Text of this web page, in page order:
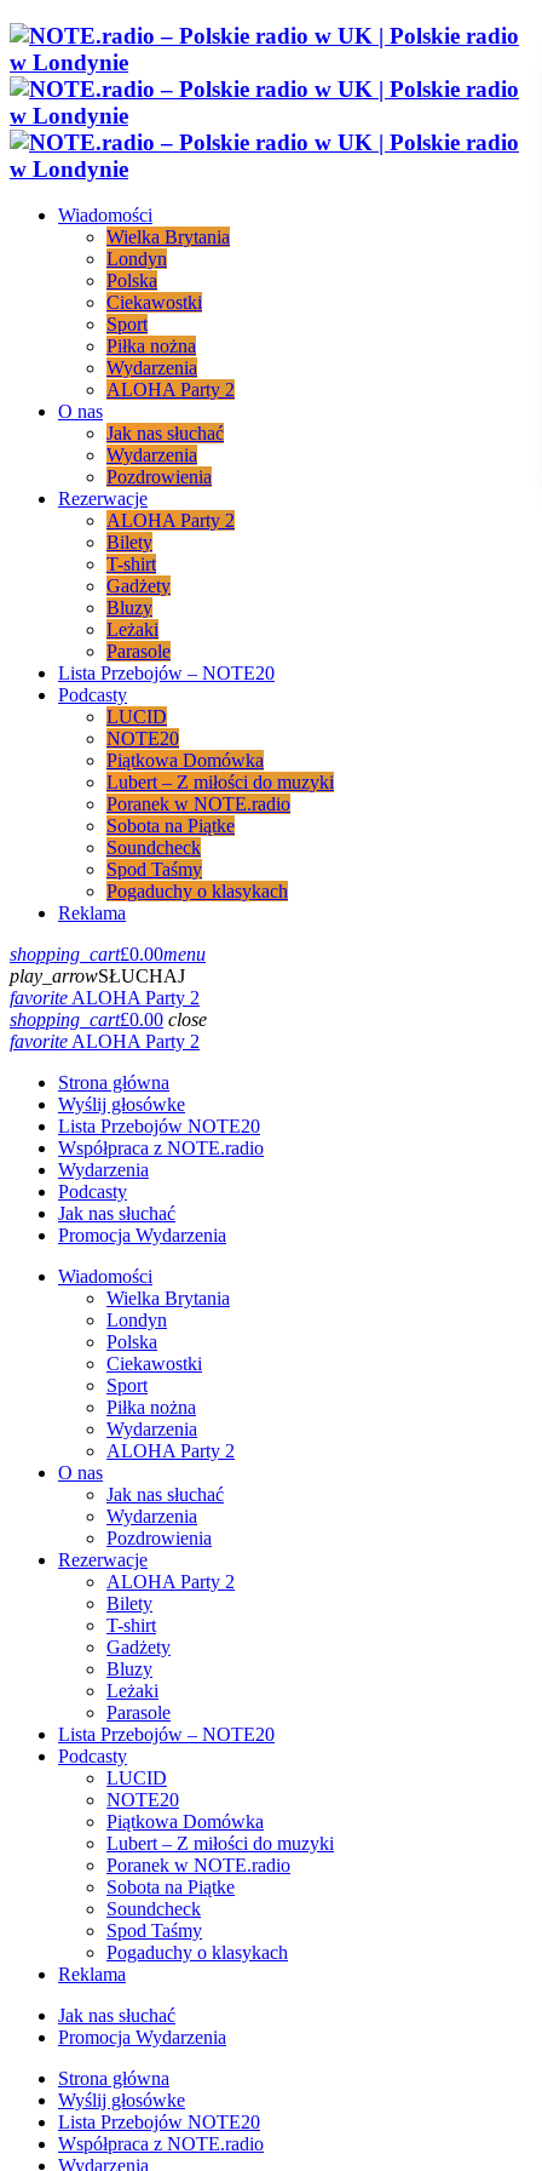
Wiadomości
Wielka Brytania
Londyn
Polska
Ciekawostki
Sport
Piłka nożna
Wydarzenia
ALOHA Party 2
O nas
Jak nas słuchać
Wydarzenia
Pozdrowienia
Rezerwacje
ALOHA Party 2
Bilety
T-shirt
Gadżety
Bluzy
Leżaki
Parasole
Lista Przebojów – NOTE20
Podcasty
LUCID
NOTE20
Piątkowa Domówka
Lubert – Z miłości do muzyki
Poranek w NOTE.radio
Sobota na Piątke
Soundcheck
Spod Taśmy
Pogaduchy o klasykach
Reklama
shopping_cart£0.00menu
play_arrowSŁUCHAJ
favoriteALOHA Party 2
shopping_cart£0.00 close
favoriteALOHA Party 2
Strona główna
Wyślij głosówke
Lista Przebojów NOTE20
Współpraca z NOTE.radio
Wydarzenia
Podcasty
Jak nas słuchać
Promocja Wydarzenia
Wiadomości
Wielka Brytania
Londyn
Polska
Ciekawostki
Sport
Piłka nożna
Wydarzenia
ALOHA Party 2
O nas
Jak nas słuchać
Wydarzenia
Pozdrowienia
Rezerwacje
ALOHA Party 2
Bilety
T-shirt
Gadżety
Bluzy
Leżaki
Parasole
Lista Przebojów – NOTE20
Podcasty
LUCID
NOTE20
Piątkowa Domówka
Lubert – Z miłości do muzyki
Poranek w NOTE.radio
Sobota na Piątke
Soundcheck
Spod Taśmy
Pogaduchy o klasykach
Reklama
Jak nas słuchać
Promocja Wydarzenia
Strona główna
Wyślij głosówke
Lista Przebojów NOTE20
Współpraca z NOTE.radio
Wydarzenia